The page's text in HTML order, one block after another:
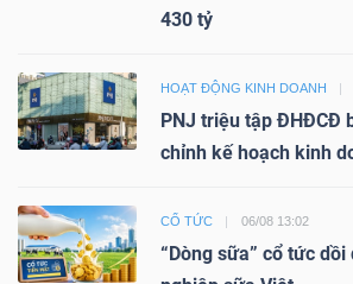
430 tỷ
HOẠT ĐỘNG KINH DOANH
PNJ triệu tập ĐHĐCĐ
chỉnh kế hoạch kinh
CỔ TỨC 06/08 13:02
“Dòng sữa” cổ tức